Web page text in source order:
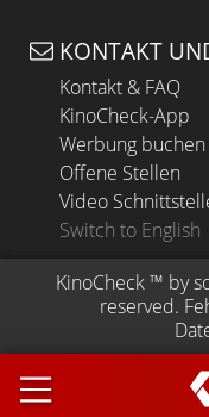
KONTAKT
Kontakt & FAQ
KinoCheck-App
Werbung buchen
Offene Stellen
Video
Switch to English
KinoCheck ™ by
reserved.